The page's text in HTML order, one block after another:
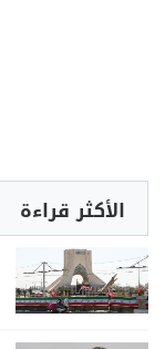
الأكثر قراءة